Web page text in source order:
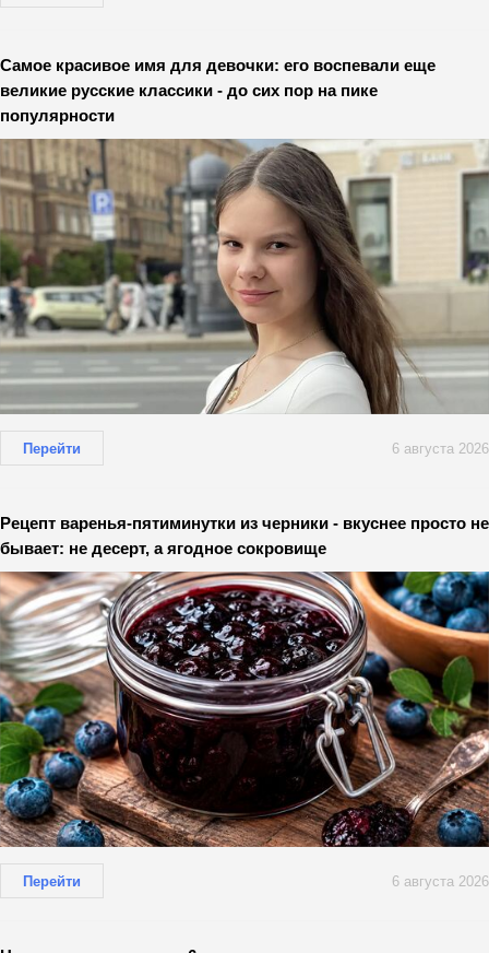
Самое красивое имя для девочки: его воспевали еще
великие русские классики - до сих пор на пике
популярности
Перейти 6 августа 2026
Рецепт варенья-пятиминутки из черники - вкуснее просто не
бывает: не десерт, а ягодное сокровище
Перейти 6 августа 2026